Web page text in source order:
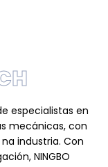
especialistas en
mecánicas, con
industria. Con
NINGBO